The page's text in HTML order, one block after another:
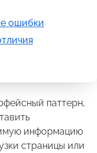
ошибки
паттерн,
информацию
страницы или